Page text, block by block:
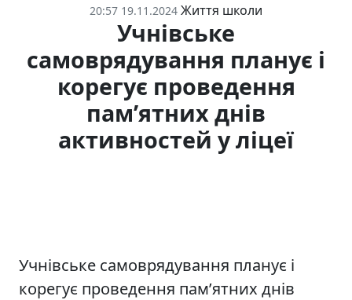
20:57 19.11.2024 Життя школи
Учнівське
самоврядування планує і
корегує проведення
пам’ятних днів
активностей у ліцеї
Учнівське самоврядування планує і
корегує проведення пам’ятних днів